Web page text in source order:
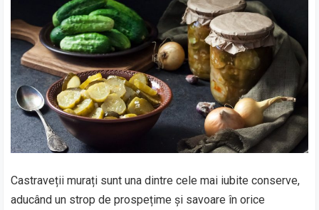
Castraveții murați sunt una dintre cele mai iubite conserve,
aducând un strop de prospețime și savoare în orice